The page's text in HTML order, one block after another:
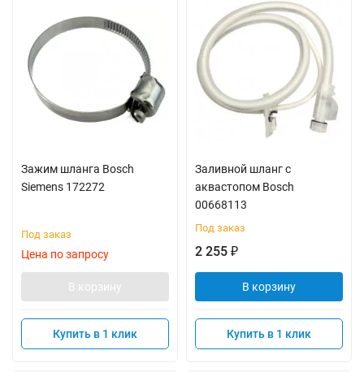
Зажим шланга Bosch
Siemens 172272
Под заказ
Цена по запросу
В корзину
Купить в 1 клик
Заливной шланг с
аквастопом Bosch
00668113
Под заказ
2 255 ₽
В корзину
Купить в 1 клик